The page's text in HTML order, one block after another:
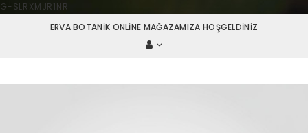
G-SLRXMJR1NR
ERVA BOTANIK ONLINE MAĞAZAMIZA HOŞGELDINIZ